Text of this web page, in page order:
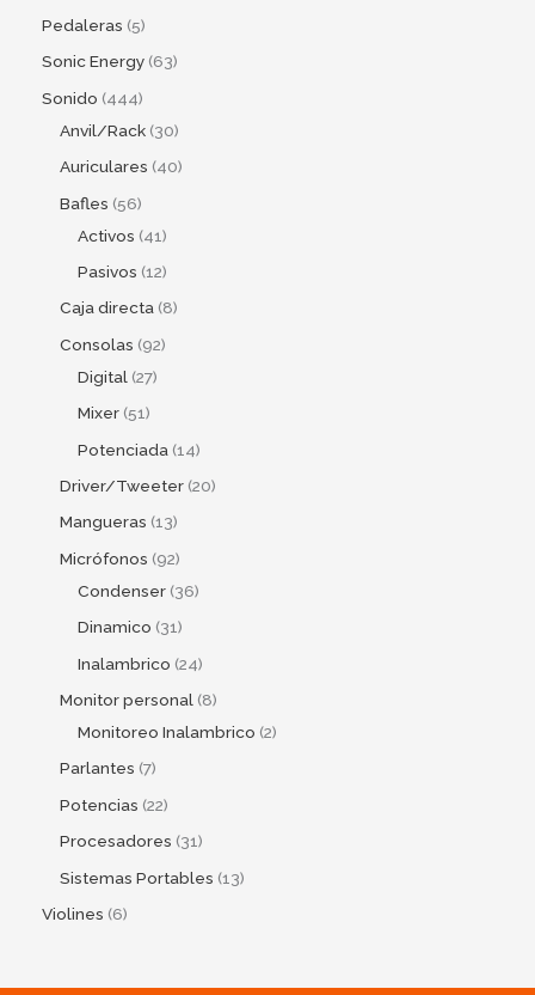
Pedaleras 5
Sonic Energy 63
Sonido 444
Anvil/Rack 30
Auriculares 40
Bafles 56
Activos 41
Pasivos 12
Caja directa 8
Consolas 92
Digital 27
Mixer 51
Potenciada 14
Driver/Tweeter 20
Mangueras 13
Micrófonos 92
Condenser 36
Dinamico 31
Inalambrico 24
Monitor personal 8
Monitoreo Inalambrico 2
Parlantes 7
Potencias 22
Procesadores 31
Sistemas Portables 13
Violines 6